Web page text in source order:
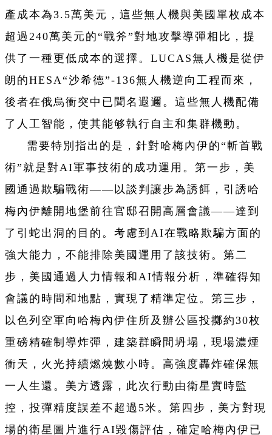
產成本為3.5萬美元，這些無人機與美國單枚成本
超過240萬美元的“戰斧”對地攻擊導彈相比，提
供了一種更低成本的選擇。LUCAS無人機是從伊
朗的HESA“沙希德”-136無人機逆向工程而來，
後者在俄烏衝突中已聞名遐邇。這些無人機配備
了人工智能，使其能够執行自主和集群機動。
需要特別指出的是，針對哈梅內伊的“斬首戰
術”就是對AI軍事技術的成功運用。第一步，美
國通過欺騙戰術——以談判讓步為誘餌，引誘哈
梅內伊離開地堡前往官邸召開高層會議——達到
了引蛇出洞的目的。考慮到AI在戰略欺騙方面的
強大能力，不能排除美國運用了該技術。第二
步，美國通過人力情報和AI情報分析，準確得知
會議的時間和地點，實現了精準定位。第三步，
以色列空軍向哈梅內伊住所及辦公區投擲約30枚
重磅精確制導炸彈，建築群瞬間坍塌，現場濃煙
衝天，火光持續燃燒數小時。高強度轟炸確保無
一人生還。美方透露，此次行動由衛星實時監
控，投彈精度誤差不超過5米。第四步，美方對現
場的衛星圖片進行AI毀傷評估，確定哈梅內伊已